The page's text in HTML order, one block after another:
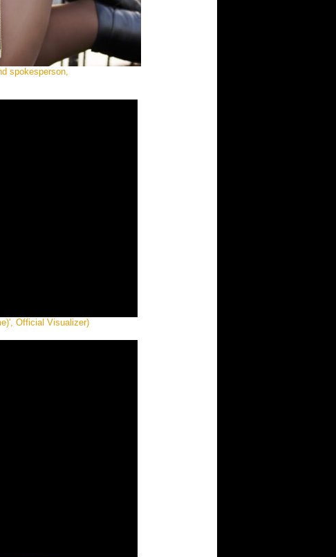
spokesperson,
Official Visualizer)